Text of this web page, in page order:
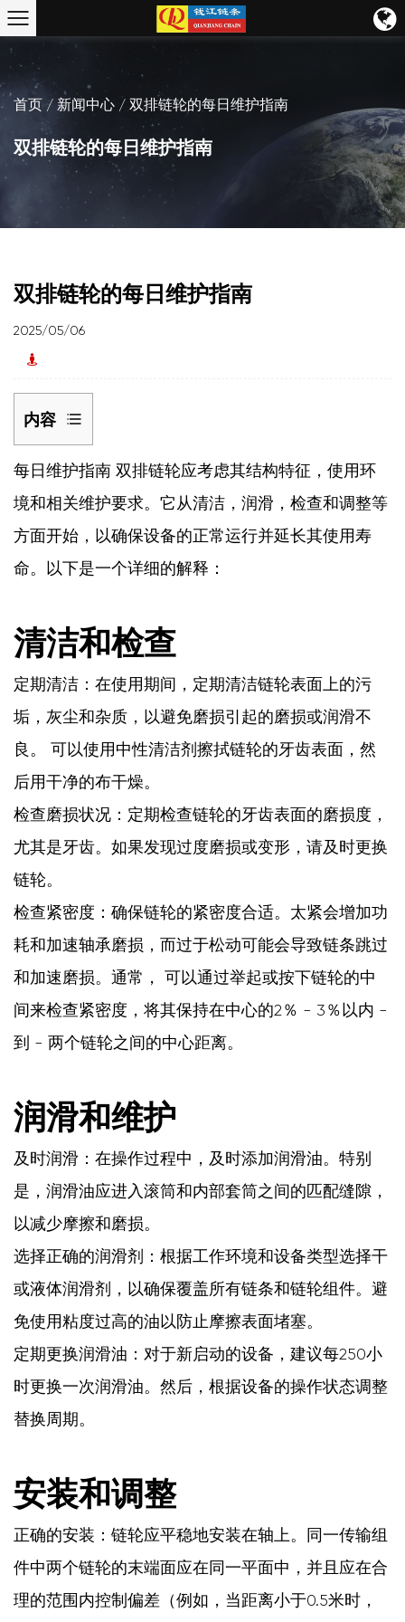
首页/ 新闻中心 / 双排链轮的每日维护指南
双排链轮的每日维护指南
双排链轮的每日维护指南
2025/05/06
内容
清
洁
和
2
润
滑
和
维
护
3
安
装
和
调
整
4
代
和
维
护
5
其
他
预
防
措
施
每日维护指南 双排链轮应考虑其结构特征，使用环
境和相关维护要求。它从清洁，润滑，检查和调整等
方面开始，以确保设备的正常运行并延长其使用寿
命。以下是一个详细的解释：
清洁和检查
定期清洁：在使用期间，定期清洁链轮表面上的污
垢，灰尘和杂质，以避免磨损引起的磨损或润滑不
良。 可以使用中性清洁剂擦拭链轮的牙齿表面，然
后用干净的布干燥。
检查磨损状况：定期检查链轮的牙齿表面的磨损度，
尤其是牙齿。如果发现过度磨损或变形，请及时更换
链轮。
检查紧密度：确保链轮的紧密度合适。太紧会增加功
耗和加速轴承磨损，而过于松动可能会导致链条跳过
和加速磨损。通常， 可以通过举起或按下链轮的中
间来检查紧密度，将其保持在中心的2％ - 3％以内 -
到 - 两个链轮之间的中心距离。
润滑和维护
及时润滑：在操作过程中，及时添加润滑油。特别
是，润滑油应进入滚筒和内部套筒之间的匹配缝隙，
以减少摩擦和磨损。
选择正确的润滑剂：根据工作环境和设备类型选择干
或液体润滑剂，以确保覆盖所有链条和链轮组件。避
免使用粘度过高的油以防止摩擦表面堵塞。
定期更换润滑油：对于新启动的设备，建议每250小
时更换一次润滑油。然后，根据设备的操作状态调整
替换周期。
安装和调整
正确的安装：链轮应平稳地安装在轴上。同一传输组
件中两个链轮的末端面应在同一平面中，并且应在合
理的范围内控制偏差（例如，当距离小于0.5米时，